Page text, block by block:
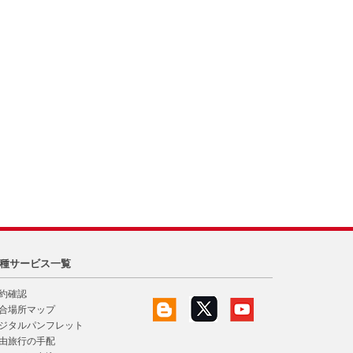
サービス一覧
確認
場所マップ
タルパンフレット
旅行の手配